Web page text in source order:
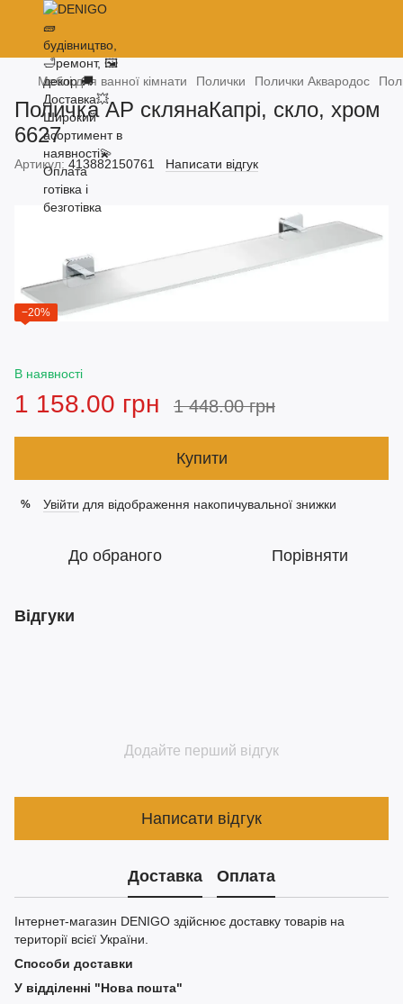
Меблі для ванної кімнати Полички Полички Аквародос
Поличка АР склянаКапрі, скло, хром
6627
Артикул: 413882150761 Написати відгук
−20%
В наявності
1 158.00 грн 1 448.00 грн
Купити
% Увійти для відображення накопичувальної знижки
До обраного Порівняти
Відгуки
Додайте перший відгук
Написати відгук
Доставка Оплата
Інтернет-магазин DENIGO здійснює доставку товарів на
території всієї України.
Способи доставки
У відділенні "Нова пошта"